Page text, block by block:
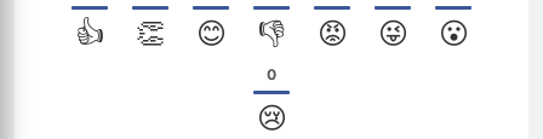
👍 👏 😊 👎 😡 😜 😮
0
😢